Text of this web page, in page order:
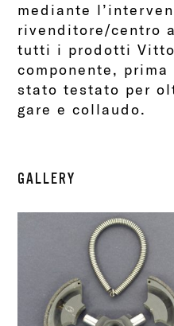
mediante
rivenditore/centro
tutti i prodotti
componente,
stato testato per
gare e collaudo.
GALLERY